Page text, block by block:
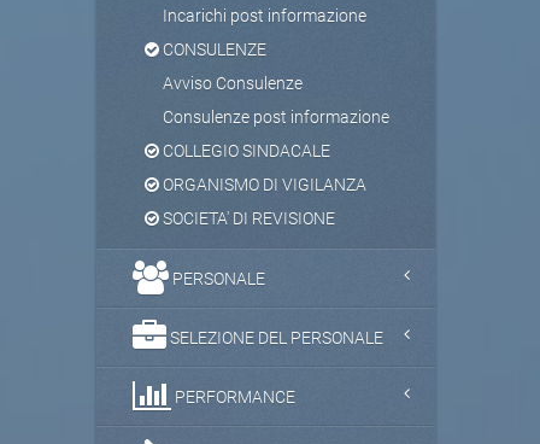
Incarichi post informazione
CONSULENZE
Avviso Consulenze
Consulenze post informazione
COLLEGIO SINDACALE
ORGANISMO DI VIGILANZA
SOCIETA' DI REVISIONE
PERSONALE
SELEZIONE DEL PERSONALE
PERFORMANCE